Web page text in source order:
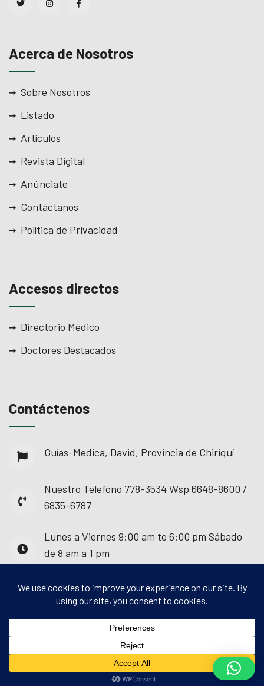
Acerca de Nosotros
Sobre Nosotros
Listado
Artículos
Revista Digital
Anúnciate
Contáctanos
Política de Privacidad
Accesos directos
Directorio Médico
Doctores Destacados
Contáctenos
Guías-Medica, David, Provincia de Chiriquí
Nuestro Telefono 778-3534 Wsp 6648-8600 /
6835-6787
Lunes a Viernes 9:00 am to 6:00 pm Sábado
de 8 am a 1 pm
© 2025 - Guías Médica. Todos los derechos
reservados.